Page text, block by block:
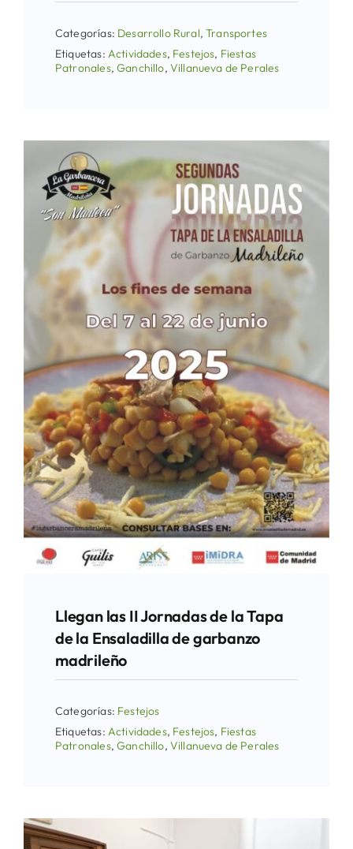
Categorías: Desarrollo Rural,Transportes
Etiquetas: Actividades, Festejos, Fiestas
Patronales,Ganchillo, Villanueva de Perales
Llegan las II Jornadas de la Tapa
de la Ensaladilla de garbanzo
madrileño
Categorías: Festejos
Etiquetas: Actividades, Festejos, Fiestas
Patronales,Ganchillo, Villanueva de Perales